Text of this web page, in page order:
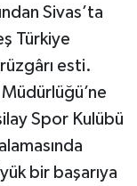
Sivas’ta
Türkiye
esti.
Spor Kulübü
bir başarıya